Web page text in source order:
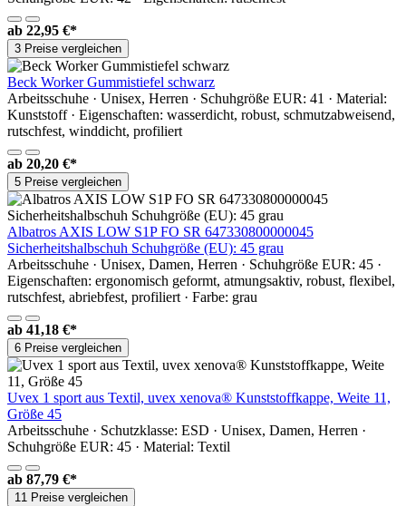
ab 22,95 €*
3 Preise vergleichen
Beck Worker Gummistiefel schwarz
Arbeitsschuhe · Unisex, Herren · Schuhgröße EUR: 41 · Material:
Kunststoff · Eigenschaften: wasserdicht, robust, schmutzabweisend,
rutschfest, winddicht, profiliert
ab 20,20 €*
5 Preise vergleichen
Albatros AXIS LOW S1P FO SR 647330800000045
Sicherheitshalbschuh Schuhgröße (EU): 45 grau
Arbeitsschuhe · Unisex, Damen, Herren · Schuhgröße EUR: 45 ·
Eigenschaften: ergonomisch geformt, atmungsaktiv, robust, flexibel,
rutschfest, abriebfest, profiliert · Farbe: grau
ab 41,18 €*
6 Preise vergleichen
Uvex 1 sport aus Textil, uvex xenova® Kunststoffkappe, Weite 11,
Größe 45
Arbeitsschuhe · Schutzklasse: ESD · Unisex, Damen, Herren ·
Schuhgröße EUR: 45 · Material: Textil
ab 87,79 €*
11 Preise vergleichen